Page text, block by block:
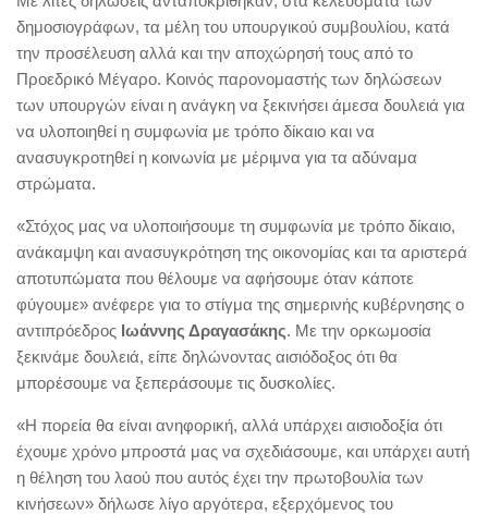
δημοσιογράφων, τα μέλη του υπουργικού συμβουλίου, κατά
την προσέλευση αλλά και την αποχώρησή τους από το
Προεδρικό Μέγαρο. Κοινός παρονομαστής των δηλώσεων
των υπουργών είναι η ανάγκη να ξεκινήσει άμεσα δουλειά για
να υλοποιηθεί η συμφωνία με τρόπο δίκαιο και να
ανασυγκροτηθεί η κοινωνία με μέριμνα για τα αδύναμα
στρώματα.
«Στόχος μας να υλοποιήσουμε τη συμφωνία με τρόπο δίκαιο,
ανάκαμψη και ανασυγκρότηση της οικονομίας και τα αριστερά
αποτυπώματα που θέλουμε να αφήσουμε όταν κάποτε
φύγουμε» ανέφερε για το στίγμα της σημερινής κυβέρνησης ο
αντιπρόεδρος Ιωάννης Δραγασάκης. Με την ορκωμοσία
ξεκινάμε δουλειά, είπε δηλώνοντας αισιόδοξος ότι θα
μπορέσουμε να ξεπεράσουμε τις δυσκολίες.
«Η πορεία θα είναι ανηφορική, αλλά υπάρχει αισιοδοξία ότι
έχουμε χρόνο μπροστά μας να σχεδιάσουμε, και υπάρχει αυτή
η θέληση του λαού που αυτός έχει την πρωτοβουλία των
κινήσεων» δήλωσε λίγο αργότερα, εξερχόμενος του